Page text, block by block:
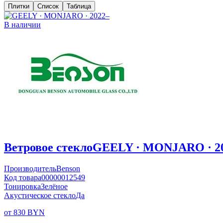
Плитки Список Таблица
В наличии
Ветровое стеклоGEELY · MONJARO ·
ПроизводительBenson
Код товара00000012549
ТонировкаЗелёное
Акустическое стеклоДа
от 830 BYN